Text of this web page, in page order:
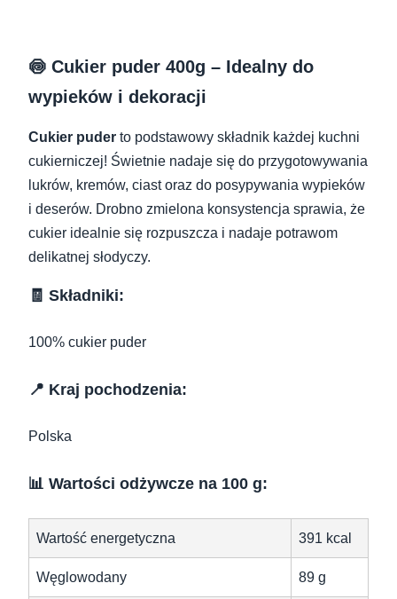
🍥 Cukier puder 400g – Idealny do
wypieków i dekoracji
Cukier puder to podstawowy składnik każdej kuchni
cukierniczej! Świetnie nadaje się do przygotowywania
lukrów, kremów, ciast oraz do posypywania wypieków
i deserów. Drobno zmielona konsystencja sprawia, że
cukier idealnie się rozpuszcza i nadaje potrawom
delikatnej słodyczy.
🧾 Składniki:
100% cukier puder
📍 Kraj pochodzenia:
Polska
📊 Wartości odżywcze na 100 g:
Wartość energetyczna 391 kcal
Węglowodany 89 g